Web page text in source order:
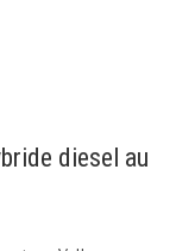
diesel au